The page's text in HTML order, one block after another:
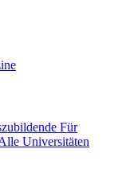
Für
Universitäten